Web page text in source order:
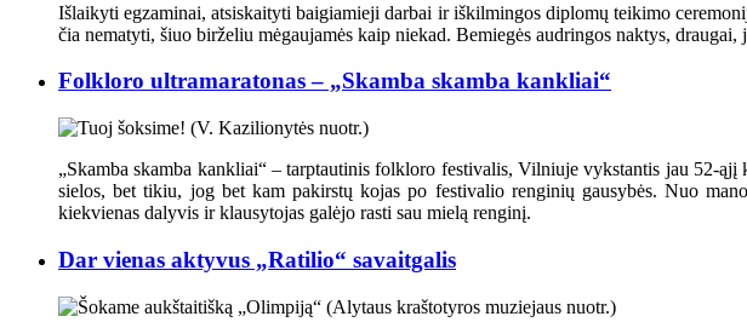
Išlaikyti egzaminai, atsiskaityti baigiamieji darbai ir iškilmingos diplomų teikimo
čia nematyti, šiuo birželiu mėgaujamės kaip niekad. Bemiegės audringos naktys, draugai,
Folkloro ultramaratonas – „Skamba skamba kankliai“
„Skamba skamba kankliai“ – tarptautinis folkloro festivalis, Vilniuje vykstantis jau 52-
sielos, bet tikiu, jog bet kam pakirstų kojas po festivalio renginių gausybės. Nuo
kiekvienas dalyvis ir klausytojas galėjo rasti sau mielą renginį.
Dar vienas aktyvus „Ratilio“ savaitgalis